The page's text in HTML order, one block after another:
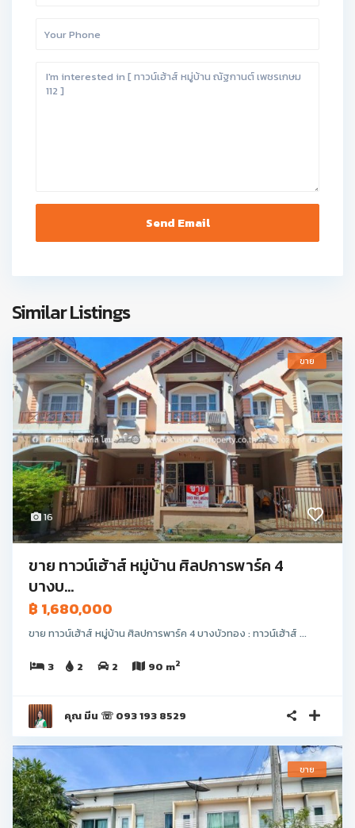
Similar Listings
16
ขาย
ขาย ทาวน์เฮ้าส์ หมู่บ้าน ศิลปการพาร์ค 4
บางบ...
฿ 1,680,000
ขาย ทาวน์เฮ้าส์ หมู่บ้าน ศิลปการพาร์ค 4 บางบัวทอง : ทาวน์เฮ้าส์ ...
3 2 2 90 m2
คุณ มีน ☏ 093 193 8529
ขาย